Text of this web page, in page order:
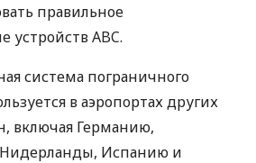
правильное
устройствABC.
система пограничного
в аэропортах других
включая Германию,
Испанию и